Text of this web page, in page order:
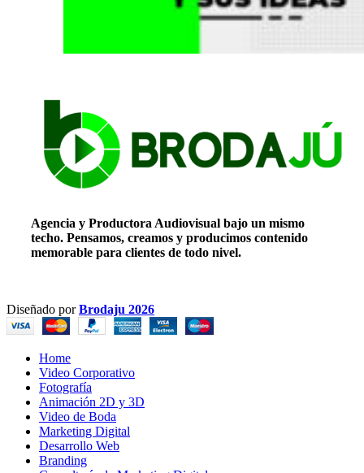
Agencia y Productora Audiovisual bajo un mismo
techo. Pensamos, creamos y producimos contenido
memorable para clientes de todo nivel.
Diseñado porBrodaju 2026
Home
Video Corporativo
Fotografía
Animación 2D y 3D
Video de Boda
Marketing Digital
Desarrollo Web
Branding